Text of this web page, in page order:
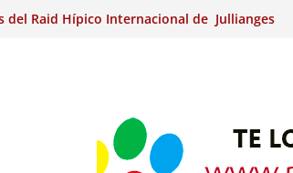
del Raid Hípico Internacional de Jullianges
de Raid.
Eladina Kung (Badajoz).